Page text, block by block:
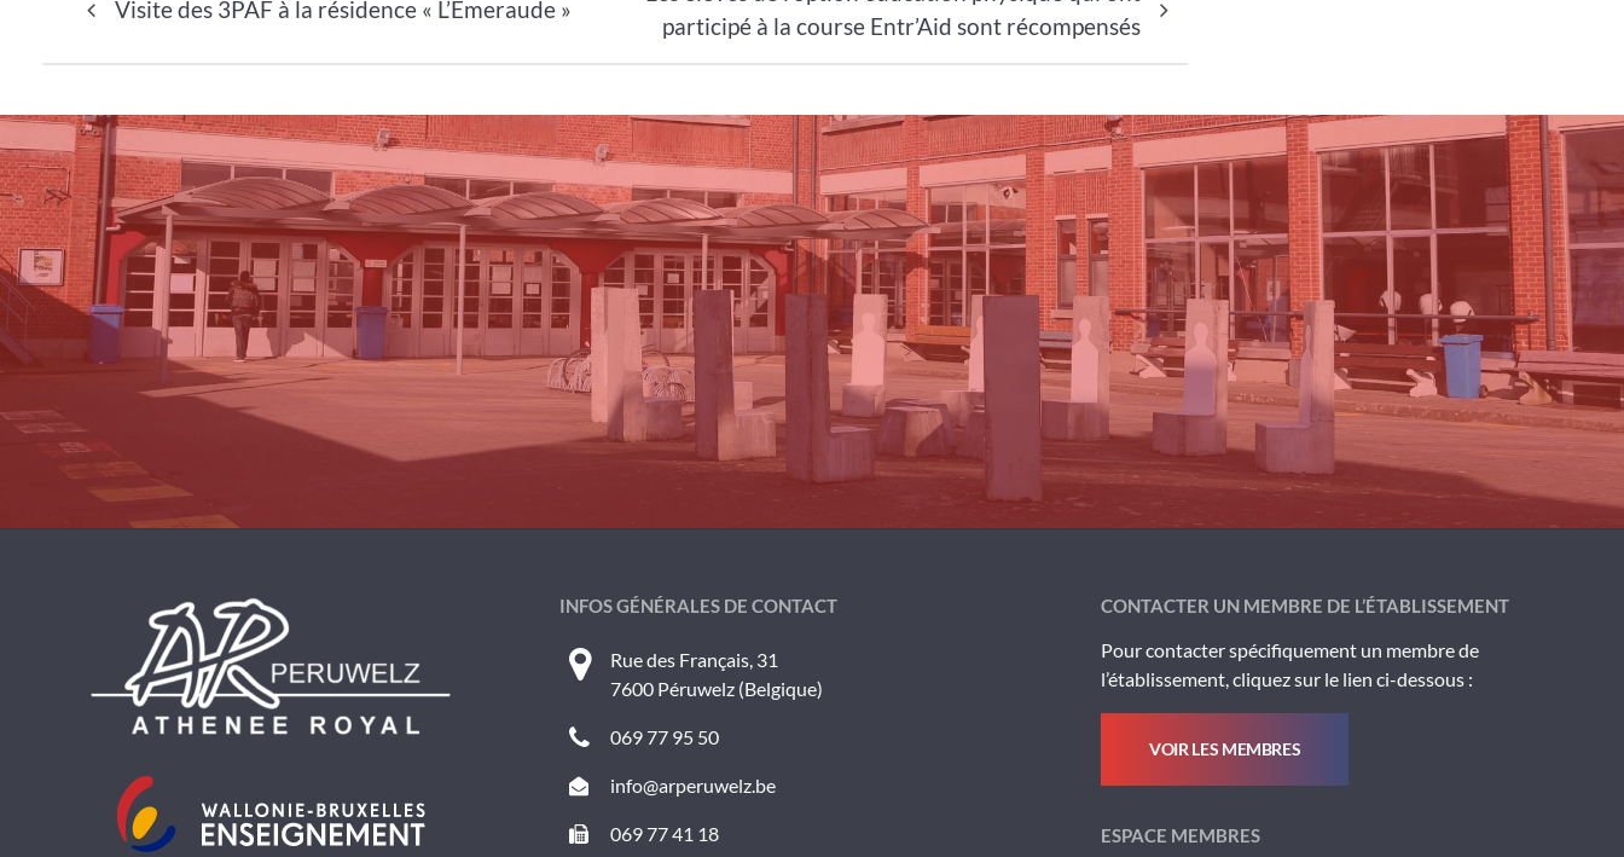
Visite des 3PAF à la résidence « L’Emeraude »
participé à la course Entr’Aid sont récompensés
INFOS GÉNÉRALES DE CONTACT
Rue des Français, 31
7600 Péruwelz (Belgique)
069 77 95 50
info@arperuwelz.be
069 77 41 18
CONTACTER UN MEMBRE DE L’ÉTABLISSEMENT
Pour contacter spécifiquement un membre de
l’établissement, cliquez sur le lien ci-dessous :
VOIR LES MEMBRES
ESPACE MEMBRES